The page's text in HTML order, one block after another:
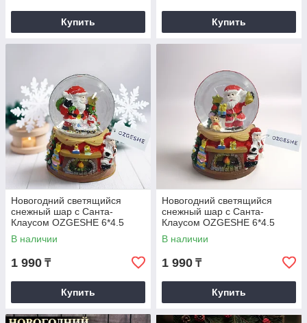
Купить Купить
Новогодний светящийся
снежный шар с Санта-
Клаусом OZGESHE 6*4.5
красный вид 2
В наличии
1 990 ₸
Купить
Новогодний светящийся
снежный шар с Санта-
Клаусом OZGESHE 6*4.5
красный вид 3
В наличии
1 990 ₸
Купить